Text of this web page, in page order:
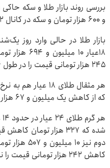
و ۶۰۰ هزار تومان و سکه در کانال ۱۱۲ میلیون تومان قرار دارد.
۱۸عیار ۱۰
۲۴۵ هزار تومانی قیمت را در طول ۲۴ ساعت گذشته نشان می‌دهد.
که از کاهش یک میلیون و ۶۷ هزار تومانی قیمت حکایت دارد.
شده که ۳۲۷ هزار
دوم نیز ۱۰
کاهش ۲۴۲ هزار تومانی قیمت را نشان می‌دهد.